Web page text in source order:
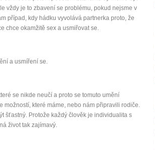
vždy je to zbavení se problému, pokud nejsme v
případ, kdy hádku vyvolává partnerka proto, že
chce okamžitě sex a usmiřovat se.
a usmíření se.
se nikde neučí a proto se tomuto umění
možností, které máme, nebo nám připravili rodiče.
šťastný. Protože každý člověk je individualita s
život tak zajímavý.